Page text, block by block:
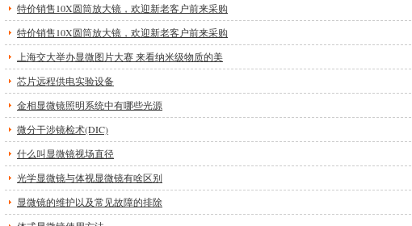
特价销售10X圆筒放大镜，欢迎新老客户前来采购
特价销售10X圆筒放大镜，欢迎新老客户前来采购
上海交大举办显微图片大赛 来看纳米级物质的美
芯片远程供电实验设备
金相显微镜照明系统中有哪些光源
微分干涉镜检术(DIC)
什么叫显微镜视场直径
光学显微镜与体视显微镜有啥区别
显微镜的维护以及常见故障的排除